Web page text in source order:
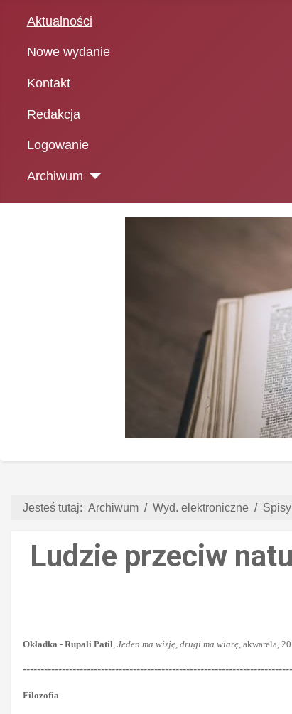
Aktualności
Nowe wydanie
Kontakt
Redakcja
Logowanie
Archiwum
Jesteś tutaj: Archiwum Wyd. elektroniczne
Ludzie przeciw
Okładka - Rupali Patil Jeden ma wizję, drugi ma wiarę , akwarela,
Filozofia